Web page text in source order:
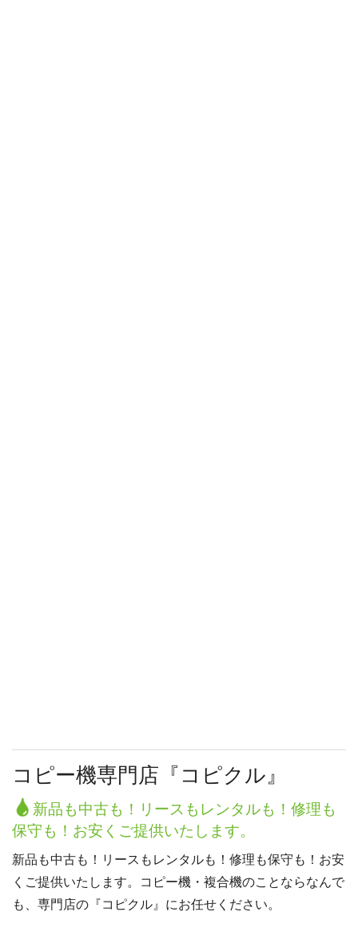
コピー機専門店『コピクル』
新品も中古も！リースもレンタルも！修理も
保守も！お安くご提供いたします。
新品も中古も！リースもレンタルも！修理も保守も！お安
くご提供いたします。コピー機・複合機のことならなんで
も、専門店の『コピクル』にお任せください。